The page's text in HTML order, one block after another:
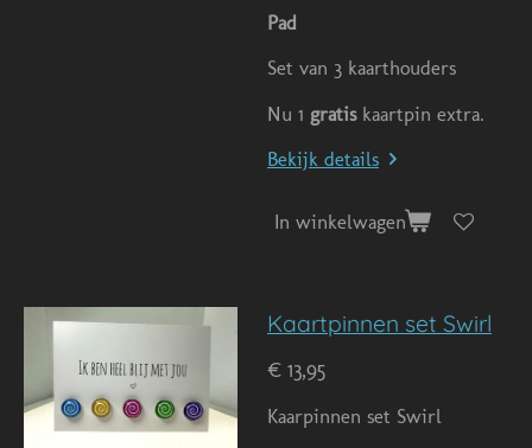
Pad
Set van 3 kaarthouders
Nu 1 gratiskaartpin extra.
Bekijk details
In winkelwagen
Kaartpinnen set Swirl
€ 13,95
Kaarpinnen set Swirl